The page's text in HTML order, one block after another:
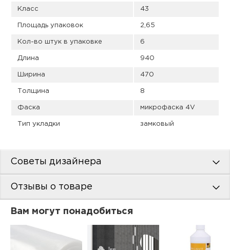
Класс 43
Площадь упаковок 2,65
Кол-во штук в упаковке 6
Длина 940
Ширина 470
Толщина 8
Фаска микрофаска 4V
Тип укладки замковый
Советы дизайнера
Отзывы о товаре
Вам могут понадобиться